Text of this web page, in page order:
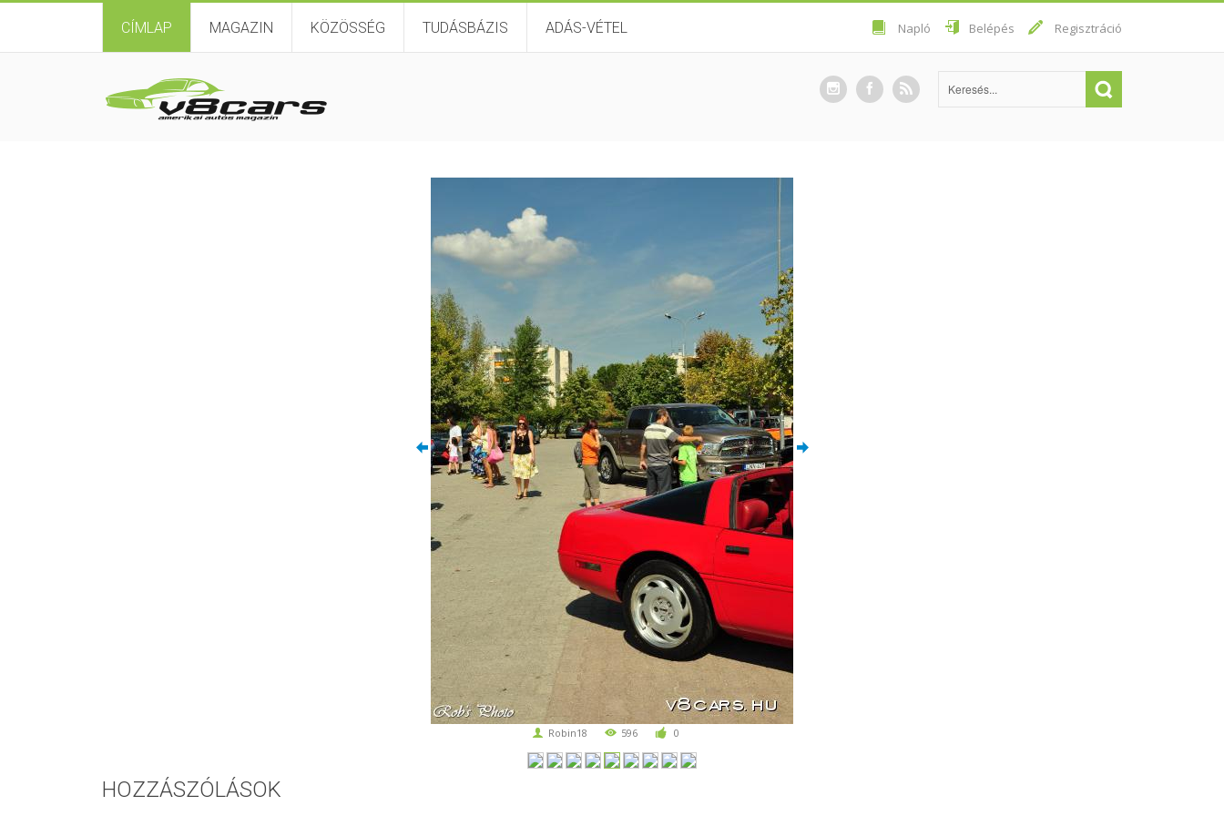
CÍMLAP MAGAZIN KÖZÖSSÉG TUDÁSBÁZIS ADÁS-VÉTEL Napló Belépés Regisztráció
Robin18 596 0
HOZZÁSZÓLÁSOK